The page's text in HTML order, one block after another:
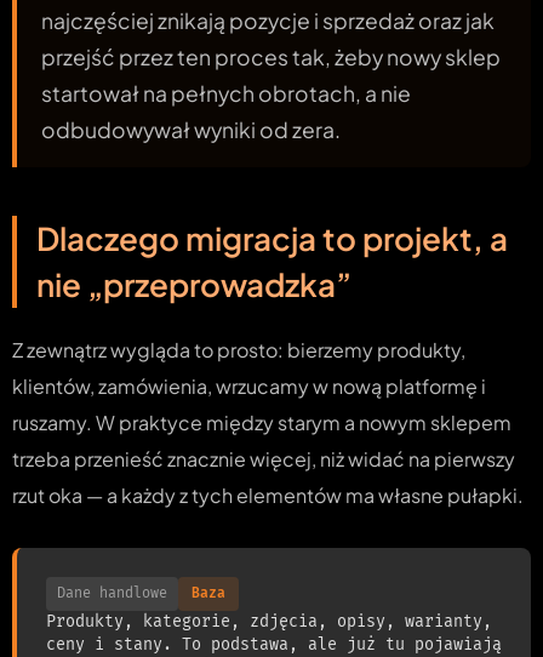
najczęściej znikają pozycje i sprzedaż oraz jak
przejść przez ten proces tak, żeby nowy sklep
startował na pełnych obrotach, a nie
odbudowywał wyniki od zera.
Dlaczego migracja to projekt, a
nie „przeprowadzka”
Z zewnątrz wygląda to prosto: bierzemy produkty,
klientów, zamówienia, wrzucamy w nową platformę i
ruszamy. W praktyce między starym a nowym sklepem
trzeba przenieść znacznie więcej, niż widać na pierwszy
rzut oka — a każdy z tych elementów ma własne pułapki.
Dane handlowe
Produkty, kategorie, zdjęcia, opisy, warianty,
ceny i stany. To podstawa, ale już tu pojawiają
Baza